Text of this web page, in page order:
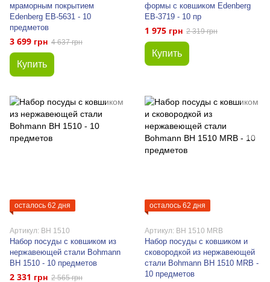
мраморным покрытием
Edenberg EB-5631 - 10
предметов
3 699 грн 4 637 грн
Купить
формы с ковшиком Edenberg
EB-3719 - 10 пр
1 975 грн 2 319 грн
Купить
осталось 62 дня
Артикул: BH 1510
Набор посуды с ковшиком из
нержавеющей стали Bohmann
BH 1510 - 10 предметов
2 331 грн 2 565 грн
осталось 62 дня
Артикул: BH 1510 MRB
Набор посуды с ковшиком и
сковородкой из нержавеющей
стали Bohmann BH 1510 MRB -
10 предметов